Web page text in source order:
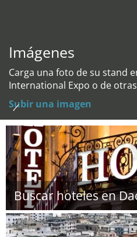
Imágenes
Carga una foto de su stand
International Expo o de
Subir una imagen
Buscar hoteles en